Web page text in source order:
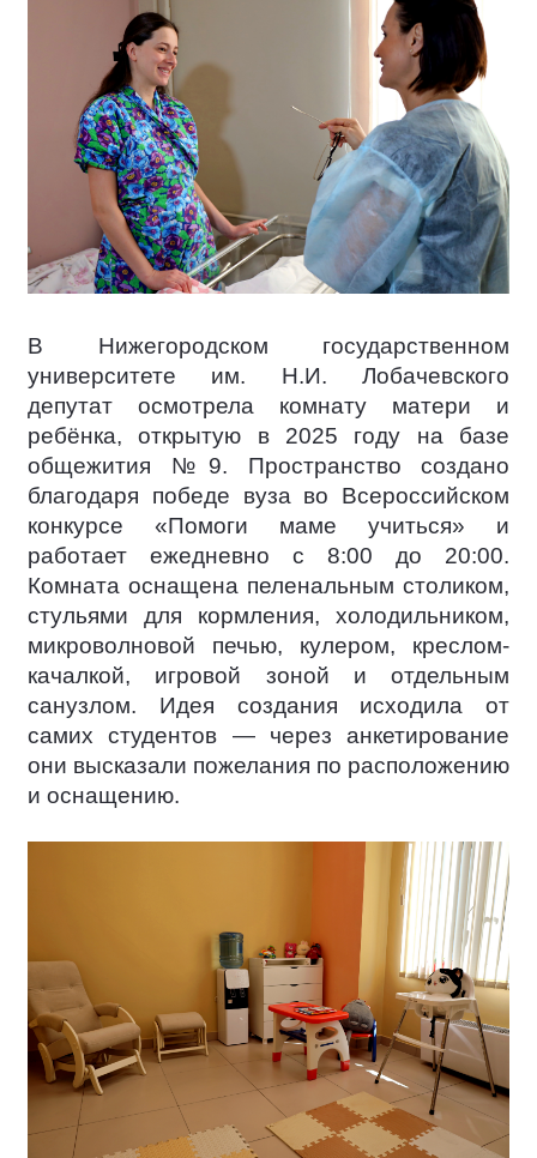
В Нижегородском государственном
университете им. Н.И. Лобачевского
депутат осмотрела комнату матери и
ребёнка, открытую в 2025 году на базе
общежития №9. Пространство создано
благодаря победе вуза во Всероссийском
конкурсе «Помоги маме учиться» и
работает ежедневно с 8:00 до 20:00.
Комната оснащена пеленальным столиком,
стульями для кормления, холодильником,
микроволновой печью, кулером, креслом-
качалкой, игровой зоной и отдельным
санузлом. Идея создания исходила от
самих студентов — через анкетирование
они высказали пожелания по расположению
и оснащению.